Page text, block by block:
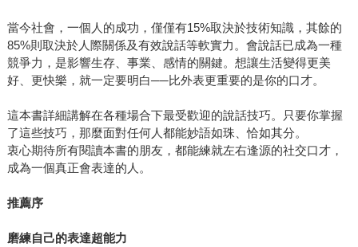
當今社會，一個人的成功，僅僅有15%取決於技術知識，其餘的
85%則取決於人際關係及有效說話等軟實力。會說話已成為一種
競爭力，是影響生存、事業、感情的關鍵。想讓生活變得更美
好、更快樂，就一定要明白──比外表更重要的是你的口才。
這本書詳細講解在各種場合下最受歡迎的說話技巧。只要你掌握
了這些技巧，那麼面對任何人都能妙語如珠、恰如其分。
衷心期待所有閱讀本書的朋友，都能練就左右逢源的社交口才，
成為一個真正會表達的人。
推薦序
磨練自己的表達超能力